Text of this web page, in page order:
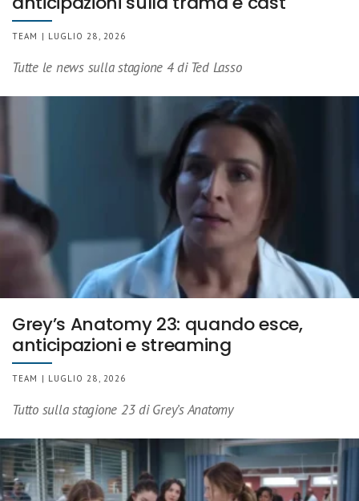
TEAM | LUGLIO 28, 2026
Tutte le news sulla stagione 4 di Ted Lasso
Grey’s Anatomy 23: quando esce,
anticipazioni e streaming
TEAM | LUGLIO 28, 2026
Tutto sulla stagione 23 di Grey’s Anatomy